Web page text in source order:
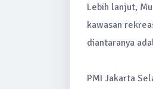
Lebih lanjut,
kawasan
diantaranya
PMI Jakarta